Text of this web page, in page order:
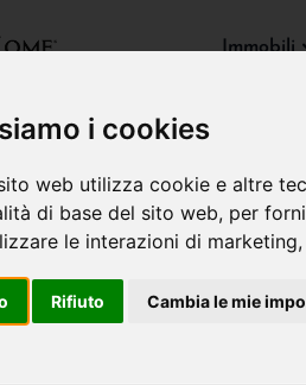
i cookies
web utilizza cookie e altre
di base del sito web, per
le interazioni di marketing,
Rifiuto Cambia le mie
Immobili